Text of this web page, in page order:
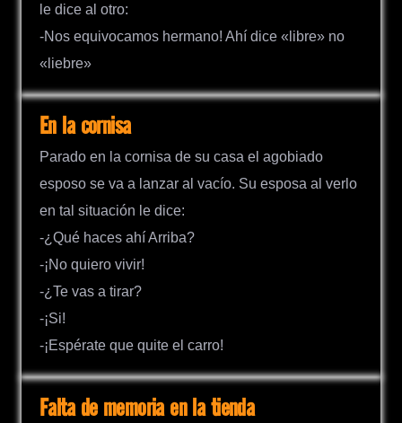
le dice al otro:
-Nos equivocamos hermano! Ahí dice «libre» no
«liebre»
En la cornisa
Parado en la cornisa de su casa el agobiado
esposo se va a lanzar al vacío. Su esposa al verlo
en tal situación le dice:
-¿Qué haces ahí Arriba?
-¡No quiero vivir!
-¿Te vas a tirar?
-¡Si!
-¡Espérate que quite el carro!
Falta de memoria en la tienda